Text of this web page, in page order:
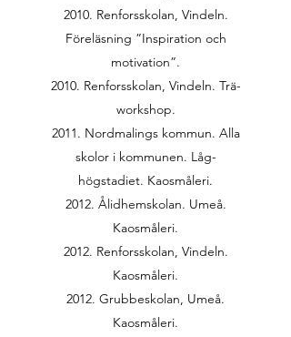
2010. Renforsskolan, Vindeln.
Föreläsning ”Inspiration och
motivation”.
2010. Renforsskolan, Vindeln. Trä-
workshop.
2011. Nordmalings kommun. Alla
skolor i kommunen. Låg-
högstadiet. Kaosmåleri.
2012. Ålidhemskolan. Umeå.
Kaosmåleri.
2012. Renforsskolan, Vindeln.
Kaosmåleri.
2012. Grubbeskolan, Umeå.
Kaosmåleri.